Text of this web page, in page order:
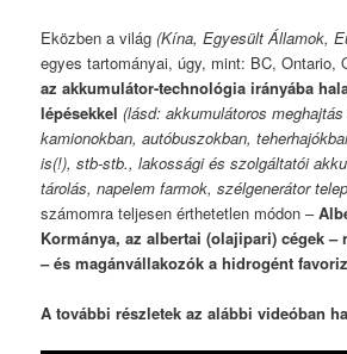
Eközben a világ(Kína, Egyesült Államok,
egyes tartományai, úgy, mint: BC, Ontario,
az akkumulátor-technológia irányába
lépésekkel (lásd: akkumulátoros
kamionokban, autóbuszokban,
is(!), stb-stb., lakossági és szolgáltatói
tárolás, napelem farmok, szélgenerátor
számomra teljesen érthetetlen módon –
Kormánya, az albertai (olajipari) cégek –
– és magánvállakozók a hidrogént
A további részletek az alábbi videóban